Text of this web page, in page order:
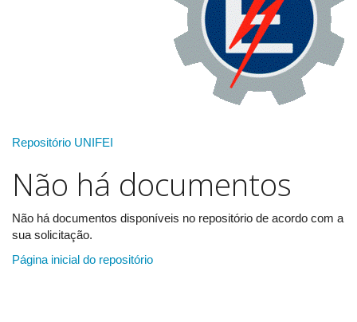
Repositório UNIFEI
Não há documentos
Não há documentos disponíveis no repositório de acordo com a
sua solicitação.
Página inicial do repositório